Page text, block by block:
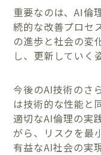
重要なのは、AI倫
続的な改善プロセ
の進歩と社会の変
し、更新していく
今後のAI技術のさ
は技術的な性能と
適切なAI倫理の実
がら、リスクを最
有益なAI社会の実